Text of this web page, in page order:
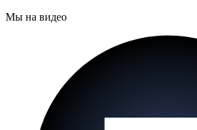
Мы на видео